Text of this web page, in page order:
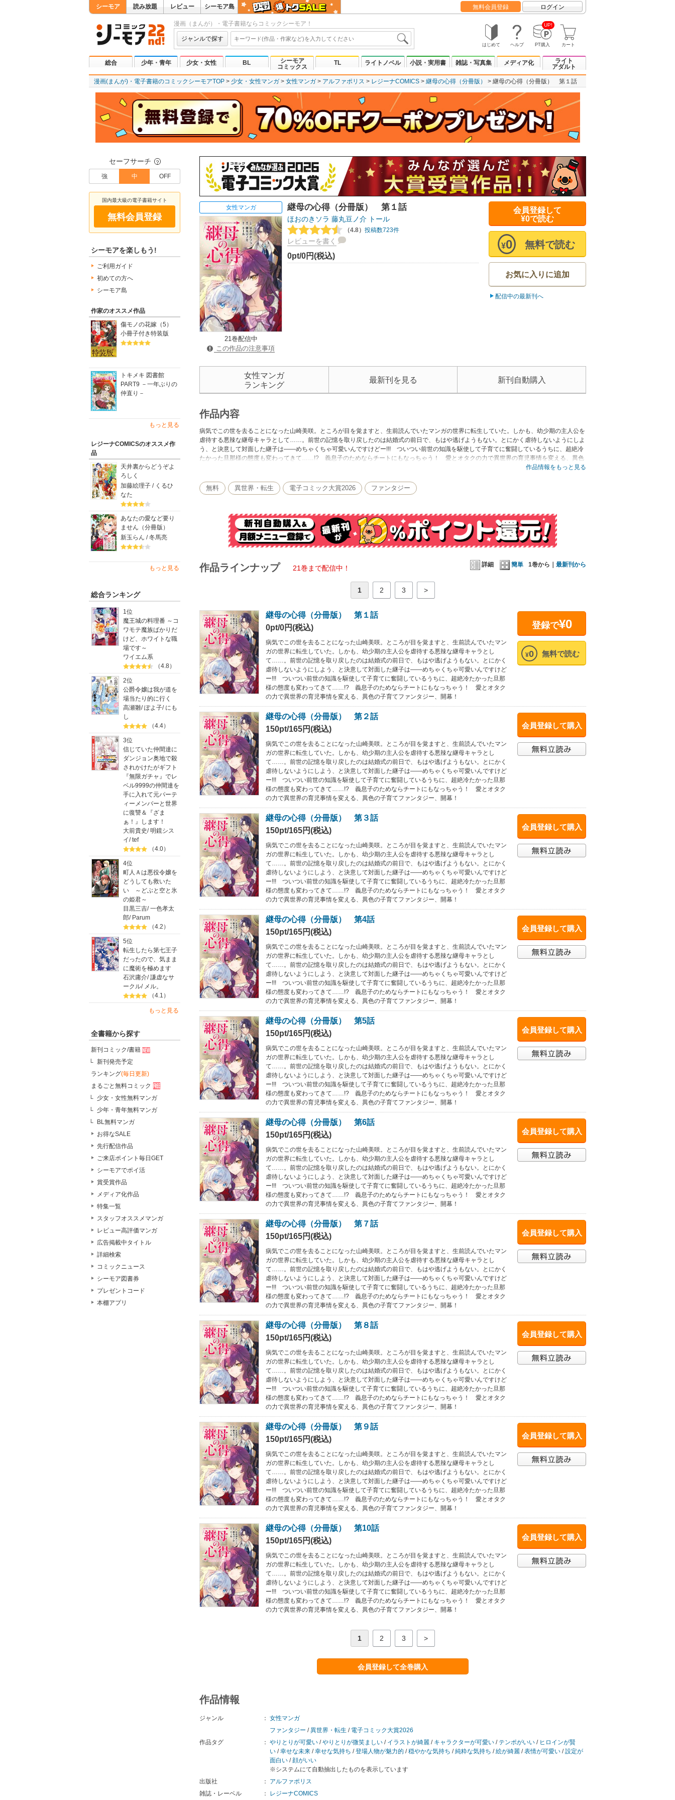
シーモア 読み放題 レビュー シーモア島 無料会員登録 ログイン
漫画（まんが）・電子書籍ならコミックシーモア！
ジャンルで探す
はじめて ヘルプ
UP!
PT購入 カート
総合 少年・青年 少女・女性 BL
シーモア
コミックス
TL ライトノベル 小説・実用書 雑誌・写真集 メディア化
ライト
アダルト
漫画(まんが)・電子書籍のコミックシーモアTOP 少女・女性マンガ 女性マンガ アルファポリス レジーナCOMICS 継母の心得（分冊版） 継母の心得（分冊版） 第１話
セーフサーチ ？
強 中 OFF
国内最大級の電子書籍サイト
無料会員登録
シーモアを楽しもう!
ご利用ガイド
初めての方へ
シーモア島
作家のオススメ作品
傷モノの花嫁（5）
小冊子付き特装版
トキメキ 図書館
PART9 －一年ぶりの
仲直り－
もっと見る
レジーナCOMICSのオススメ作
品
天井裏からどうぞよ
ろしく
加藤絵理子 / くるひ
なた
あなたの愛など要り
ません（分冊版）
新玉らん / 冬馬亮
もっと見る
総合ランキング
1位
魔王城の料理番 ～コ
ワモテ魔族ばかりだ
けど、ホワイトな職
場です～
ワイエム系
（4.8）
2位
公爵令嬢は我が道を
場当たり的に行く
高瀬雛/ぽよ子/ にも
し
（4.4）
3位
信じていた仲間達に
ダンジョン奥地で殺
されかけたがギフト
『無限ガチャ』でレ
ベル9999の仲間達を
手に入れて元パーテ
ィーメンバーと世界
に復讐＆『ざま
ぁ！』します！
大前貴史/明鏡シス
イ/tef
（4.0）
4位
町人Ａは悪役令嬢を
どうしても救いた
い ～どぶと空と氷
の姫君～
目黒三吉/一色孝太
郎/ Parum
（4.2）
5位
転生したら第七王子
だったので、気まま
に魔術を極めます
石沢庸介/謙虚なサ
ークル/ メル。
（4.1）
もっと見る
全書籍から探す
新刊コミック/書籍
新刊発売予定
ランキング(毎日更新)
まるごと無料コミック
少女・女性無料マンガ
少年・青年無料マンガ
BL無料マンガ
お得なSALE
先行配信作品
ご来店ポイント毎日GET
シーモアでポイ活
賞受賞作品
メディア化作品
特集一覧
スタッフオススメマンガ
レビュー高評価マンガ
広告掲載中タイトル
詳細検索
コミックニュース
シーモア図書券
プレゼントコード
本棚アプリ
女性マンガ
21巻配信中
この作品の注意事項
継母の心得（分冊版） 第１話
ほおのきソラ 藤丸豆ノ介 トール
（4.8） 投稿数723件
レビューを書く
0pt/0円(税込)
会員登録して
¥0で読む
無料で読む
¥0
お気に入りに追加
配信中の最新刊へ
女性マンガ
ランキング
最新刊を見る 新刊自動購入
作品内容
病気でこの世を去ることになった山崎美咲。ところが目を覚ますと、生前読んでいたマンガの世界に転生していた。しかも、幼少期の主人公を
虐待する悪辣な継母キャラとして……。前世の記憶を取り戻したのは結婚式の前日で、もはや逃げようもない。とにかく虐待しないようにしよ
う、と決意して対面した継子は――めちゃくちゃ可愛いんですけどー!!! ついつい前世の知識を駆使して子育てに奮闘しているうちに、超絶冷
たかった旦那様の態度も変わってきて……!? 義息子のためならチートにもなっちゃう！ 愛とオタクの力で異世界の育児事情を変える、異色
作品情報をもっと見る
無料 異世界・転生 電子コミック大賞2026 ファンタジー
詳細 簡単 1巻から｜ 最新刊から
作品ラインナップ 21巻まで配信中！
1 2 3 >
登録で¥0
無料で読む
¥0
継母の心得（分冊版） 第１話
0pt/0円(税込)
病気でこの世を去ることになった山崎美咲。ところが目を覚ますと、生前読んでいたマン
ガの世界に転生していた。しかも、幼少期の主人公を虐待する悪辣な継母キャラとし
て……。前世の記憶を取り戻したのは結婚式の前日で、もはや逃げようもない。とにかく
虐待しないようにしよう、と決意して対面した継子は――めちゃくちゃ可愛いんですけど
ー!!! ついつい前世の知識を駆使して子育てに奮闘しているうちに、超絶冷たかった旦那
様の態度も変わってきて……!? 義息子のためならチートにもなっちゃう！ 愛とオタク
の力で異世界の育児事情を変える、異色の子育てファンタジー、開幕！
会員登録して購入
継母の心得（分冊版） 第２話
150pt/165円(税込)
病気でこの世を去ることになった山崎美咲。ところが目を覚ますと、生前読んでいたマン
ガの世界に転生していた。しかも、幼少期の主人公を虐待する悪辣な継母キャラとし
て……。前世の記憶を取り戻したのは結婚式の前日で、もはや逃げようもない。とにかく
虐待しないようにしよう、と決意して対面した継子は――めちゃくちゃ可愛いんですけど
ー!!! ついつい前世の知識を駆使して子育てに奮闘しているうちに、超絶冷たかった旦那
様の態度も変わってきて……!? 義息子のためならチートにもなっちゃう！ 愛とオタク
の力で異世界の育児事情を変える、異色の子育てファンタジー、開幕！
会員登録して購入
継母の心得（分冊版） 第３話
150pt/165円(税込)
病気でこの世を去ることになった山崎美咲。ところが目を覚ますと、生前読んでいたマン
ガの世界に転生していた。しかも、幼少期の主人公を虐待する悪辣な継母キャラとし
て……。前世の記憶を取り戻したのは結婚式の前日で、もはや逃げようもない。とにかく
虐待しないようにしよう、と決意して対面した継子は――めちゃくちゃ可愛いんですけど
ー!!! ついつい前世の知識を駆使して子育てに奮闘しているうちに、超絶冷たかった旦那
様の態度も変わってきて……!? 義息子のためならチートにもなっちゃう！ 愛とオタク
の力で異世界の育児事情を変える、異色の子育てファンタジー、開幕！
会員登録して購入
継母の心得（分冊版） 第4話
150pt/165円(税込)
病気でこの世を去ることになった山崎美咲。ところが目を覚ますと、生前読んでいたマン
ガの世界に転生していた。しかも、幼少期の主人公を虐待する悪辣な継母キャラとし
て……。前世の記憶を取り戻したのは結婚式の前日で、もはや逃げようもない。とにかく
虐待しないようにしよう、と決意して対面した継子は――めちゃくちゃ可愛いんですけど
ー!!! ついつい前世の知識を駆使して子育てに奮闘しているうちに、超絶冷たかった旦那
様の態度も変わってきて……!? 義息子のためならチートにもなっちゃう！ 愛とオタク
の力で異世界の育児事情を変える、異色の子育てファンタジー、開幕！
会員登録して購入
継母の心得（分冊版） 第5話
150pt/165円(税込)
病気でこの世を去ることになった山崎美咲。ところが目を覚ますと、生前読んでいたマン
ガの世界に転生していた。しかも、幼少期の主人公を虐待する悪辣な継母キャラとし
て……。前世の記憶を取り戻したのは結婚式の前日で、もはや逃げようもない。とにかく
虐待しないようにしよう、と決意して対面した継子は――めちゃくちゃ可愛いんですけど
ー!!! ついつい前世の知識を駆使して子育てに奮闘しているうちに、超絶冷たかった旦那
様の態度も変わってきて……!? 義息子のためならチートにもなっちゃう！ 愛とオタク
の力で異世界の育児事情を変える、異色の子育てファンタジー、開幕！
会員登録して購入
継母の心得（分冊版） 第6話
150pt/165円(税込)
病気でこの世を去ることになった山崎美咲。ところが目を覚ますと、生前読んでいたマン
ガの世界に転生していた。しかも、幼少期の主人公を虐待する悪辣な継母キャラとし
て……。前世の記憶を取り戻したのは結婚式の前日で、もはや逃げようもない。とにかく
虐待しないようにしよう、と決意して対面した継子は――めちゃくちゃ可愛いんですけど
ー!!! ついつい前世の知識を駆使して子育てに奮闘しているうちに、超絶冷たかった旦那
様の態度も変わってきて……!? 義息子のためならチートにもなっちゃう！ 愛とオタク
の力で異世界の育児事情を変える、異色の子育てファンタジー、開幕！
会員登録して購入
継母の心得（分冊版） 第７話
150pt/165円(税込)
病気でこの世を去ることになった山崎美咲。ところが目を覚ますと、生前読んでいたマン
ガの世界に転生していた。しかも、幼少期の主人公を虐待する悪辣な継母キャラとし
て……。前世の記憶を取り戻したのは結婚式の前日で、もはや逃げようもない。とにかく
虐待しないようにしよう、と決意して対面した継子は――めちゃくちゃ可愛いんですけど
ー!!! ついつい前世の知識を駆使して子育てに奮闘しているうちに、超絶冷たかった旦那
様の態度も変わってきて……!? 義息子のためならチートにもなっちゃう！ 愛とオタク
の力で異世界の育児事情を変える、異色の子育てファンタジー、開幕！
会員登録して購入
継母の心得（分冊版） 第８話
150pt/165円(税込)
病気でこの世を去ることになった山崎美咲。ところが目を覚ますと、生前読んでいたマン
ガの世界に転生していた。しかも、幼少期の主人公を虐待する悪辣な継母キャラとし
て……。前世の記憶を取り戻したのは結婚式の前日で、もはや逃げようもない。とにかく
虐待しないようにしよう、と決意して対面した継子は――めちゃくちゃ可愛いんですけど
ー!!! ついつい前世の知識を駆使して子育てに奮闘しているうちに、超絶冷たかった旦那
様の態度も変わってきて……!? 義息子のためならチートにもなっちゃう！ 愛とオタク
の力で異世界の育児事情を変える、異色の子育てファンタジー、開幕！
会員登録して購入
継母の心得（分冊版） 第９話
150pt/165円(税込)
病気でこの世を去ることになった山崎美咲。ところが目を覚ますと、生前読んでいたマン
ガの世界に転生していた。しかも、幼少期の主人公を虐待する悪辣な継母キャラとし
て……。前世の記憶を取り戻したのは結婚式の前日で、もはや逃げようもない。とにかく
虐待しないようにしよう、と決意して対面した継子は――めちゃくちゃ可愛いんですけど
ー!!! ついつい前世の知識を駆使して子育てに奮闘しているうちに、超絶冷たかった旦那
様の態度も変わってきて……!? 義息子のためならチートにもなっちゃう！ 愛とオタク
の力で異世界の育児事情を変える、異色の子育てファンタジー、開幕！
会員登録して購入
継母の心得（分冊版） 第10話
150pt/165円(税込)
病気でこの世を去ることになった山崎美咲。ところが目を覚ますと、生前読んでいたマン
ガの世界に転生していた。しかも、幼少期の主人公を虐待する悪辣な継母キャラとし
て……。前世の記憶を取り戻したのは結婚式の前日で、もはや逃げようもない。とにかく
虐待しないようにしよう、と決意して対面した継子は――めちゃくちゃ可愛いんですけど
ー!!! ついつい前世の知識を駆使して子育てに奮闘しているうちに、超絶冷たかった旦那
様の態度も変わってきて……!? 義息子のためならチートにもなっちゃう！ 愛とオタク
の力で異世界の育児事情を変える、異色の子育てファンタジー、開幕！
1 2 3 >
会員登録して全巻購入
作品情報
ジャンル ： 女性マンガ
ファンタジー /異世界・転生 / 電子コミック大賞2026
作品タグ
： やりとりが可愛い /やりとりが微笑ましい / イラストが綺麗 / キャラクターが可愛い /テンポがいい / ヒロインが賢
い /幸せな未来 /幸せな気持ち /登場人物が魅力的 /穏やかな気持ち /純粋な気持ち /絵が綺麗 /表情が可愛い /設定が
面白い / 顔がいい
※システムにて自動抽出したものを表示しています
出版社
：
アルファポリス
雑誌・レーベル
： レジーナCOMICS